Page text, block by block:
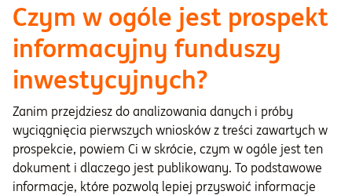
Czym w ogóle jest prospekt
informacyjny funduszy
inwestycyjnych?
Zanim przejdziesz do analizowania danych i próby
wyciągnięcia pierwszych wniosków z treści zawartych w
prospekcie, powiem Ci w skrócie, czym w ogóle jest ten
dokument i dlaczego jest publikowany. To podstawowe
informacje, które pozwolą lepiej przyswoić informacje